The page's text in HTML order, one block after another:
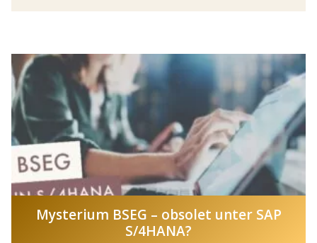
Mysterium BSEG – obsolet unter SAP
S/4HANA?